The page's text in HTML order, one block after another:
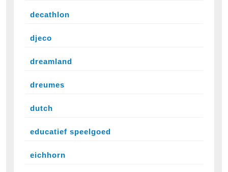
decathlon
djeco
dreamland
dreumes
dutch
educatief speelgoed
eichhorn